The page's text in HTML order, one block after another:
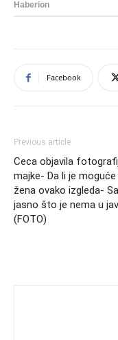
Facebook
Previous article
Ceca objavila
majke- Da li je moguće
žena ovako izgleda-
jasno što je nema u
(FOTO)